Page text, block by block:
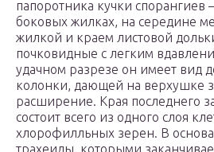
папоротника кучки
боковых жилках, на середине
жилкой и краем листовой
почковидные с легким
удачном разрезе он имеет вид
колонки, дающей на верхушке
расширение. Края последнего
состоит всего из одного слоя
хлорофилльных зерен. В
трахеиды, которыми